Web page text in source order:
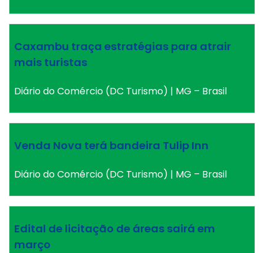
Caxambu traça estratégias para atrair
mais turistas
Diário do Comércio (DC Turismo) | MG – Brasil
Venda Nova terá bandeira Tulip Inn
Diário do Comércio (DC Turismo) | MG – Brasil
Edital de licitação de áreas sairá em
março